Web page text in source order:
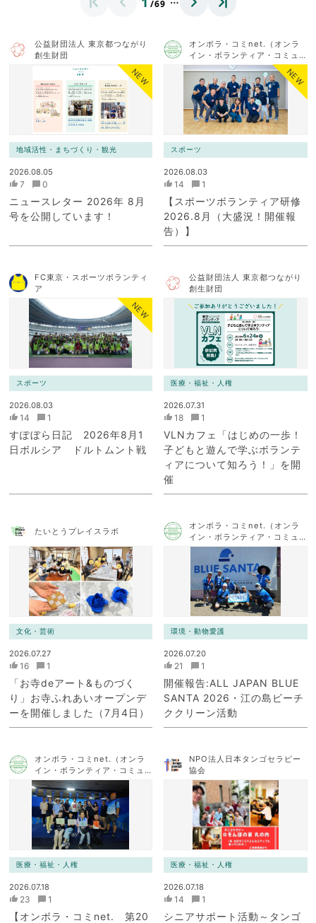
/69
公益財団法人 東京都つながり
創生財団
NEW
地域活性・まちづくり・観光
2026.08.05
7 0
ニュースレター 2026年 8月
号を公開しています！
オンボラ・コミnet.（オンラ
イン・ボランティア・コミュ
ニケーション・ネットワー
ク）
NEW
スポーツ
2026.08.03
14 1
【スポーツボランティア研修
2026.8月（大盛況！開催報
告）】
FC東京・スポーツボランティ
ア
NEW
スポーツ
2026.08.03
14 1
すぽぼら日記 2026年8月1
日ボルシア ドルトムント戦
公益財団法人 東京都つながり
創生財団
医療・福祉・人権
2026.07.31
18 1
VLNカフェ「はじめの一歩！
子どもと遊んで学ぶボランテ
ィアについて知ろう！」を開
催
たいとうプレイスラボ
文化・芸術
2026.07.27
16 1
「お寺deアート&ものづく
り」お寺ふれあいオープンデ
ーを開催しました（7月4日）
オンボラ・コミnet.（オンラ
イン・ボランティア・コミュ
ニケーション・ネットワー
環境・動物愛護
2026.07.20
21 1
開催報告:ALL JAPAN BLUE
SANTA 2026・江の島ビーチ
ククリーン活動
オンボラ・コミnet.（オンラ
イン・ボランティア・コミュ
ニケーション・ネットワー
ク）
医療・福祉・人権
2026.07.18
23 1
【オンボラ・コミnet. 第20
NPO法人日本タンゴセラピー
協会
医療・福祉・人権
2026.07.18
14 1
シニアサポート活動～タンゴ